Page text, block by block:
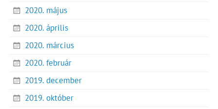
2020. május
2020. április
2020. március
2020. február
2019. december
2019. október